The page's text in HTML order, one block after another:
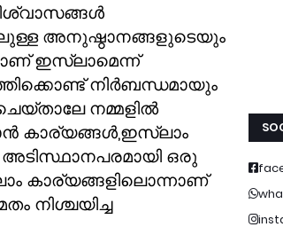
അനുഷ്ഠാനങ്ങളുടെയും
ഇസ്ലാമെന്ന്
നിർബന്ധമായും
നമ്മളിൽ
കാര്യങ്ങൾ,ഇസ്ലാം
ഒരു
കാര്യങ്ങളിലൊന്നാണ്
നിശ്ചയിച്ച